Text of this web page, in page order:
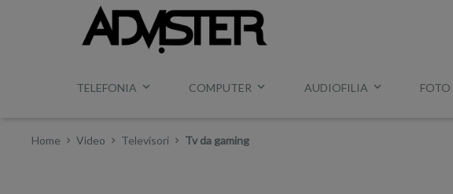
TELEFONIA COMPUTER AUDIOFILIA FOTO
Home Video Televisori Tv da gaming